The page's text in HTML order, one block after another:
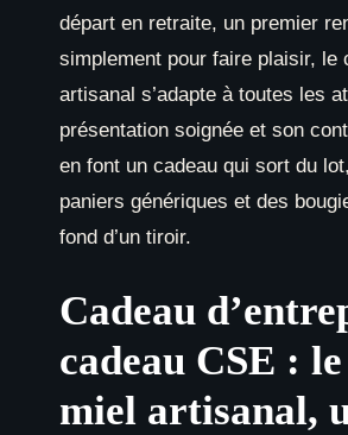
départ en retraite, un premier
simplement pour faire plaisir, le
artisanal s’adapte à toutes les
présentation soignée et son
en font un cadeau qui sort du
paniers génériques et des
fond d’un tiroir.
Cadeau
cadeau CSE :
miel artisanal,